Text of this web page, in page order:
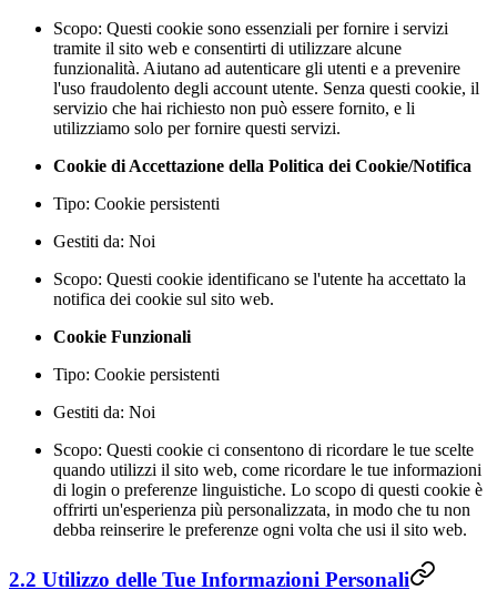
Scopo: Questi cookie sono essenziali per fornire i servizi
tramite il sito web e consentirti di utilizzare alcune
funzionalità. Aiutano ad autenticare gli utenti e a prevenire
l'uso fraudolento degli account utente. Senza questi cookie, il
servizio che hai richiesto non può essere fornito, e li
utilizziamo solo per fornire questi servizi.
Cookie di Accettazione della Politica dei Cookie/Notifica
Tipo: Cookie persistenti
Gestiti da: Noi
Scopo: Questi cookie identificano se l'utente ha accettato la
notifica dei cookie sul sito web.
Cookie Funzionali
Tipo: Cookie persistenti
Gestiti da: Noi
Scopo: Questi cookie ci consentono di ricordare le tue scelte
quando utilizzi il sito web, come ricordare le tue informazioni
di login o preferenze linguistiche. Lo scopo di questi cookie è
offrirti un'esperienza più personalizzata, in modo che tu non
debba reinserire le preferenze ogni volta che usi il sito web.
2.2 Utilizzo delle Tue Informazioni Personali